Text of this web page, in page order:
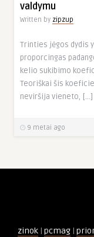
valdymu
Written by zipzup
Trinties jėgos dydis
proporcingas
kelio sukibimo
Teoriškai šis
neviršija vieneto, […]
9 metai ago
zinok | pcmag |